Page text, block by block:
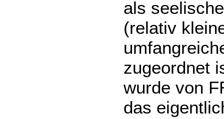
als
(relativ
zugeordnet
wurde von
das